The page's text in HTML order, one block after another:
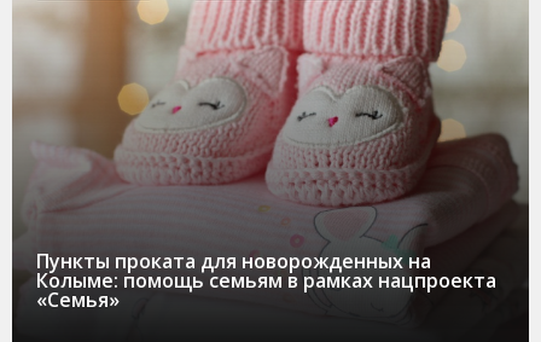
Пункты проката для новорожденных на
Колыме: помощь семьям в рамках нацпроекта
«Семья»